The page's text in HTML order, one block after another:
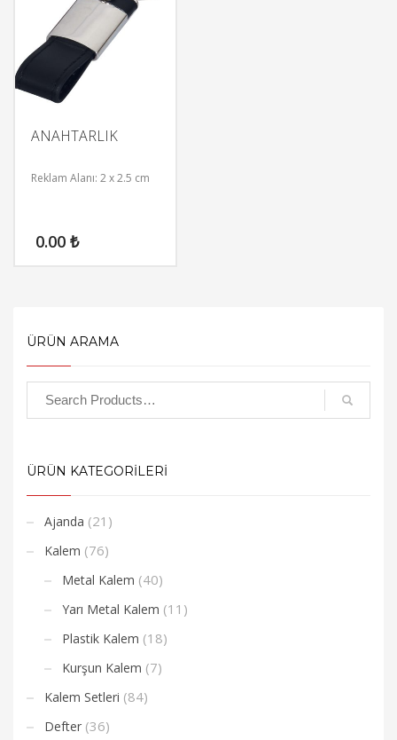
ANAHTARLIK
Reklam Alanı: 2 x 2.5 cm
0.00 ₺
ÜRÜN ARAMA
ÜRÜN KATEGORİLERİ
Ajanda (21)
Kalem (76)
Metal Kalem (40)
Yarı Metal Kalem (11)
Plastik Kalem (18)
Kurşun Kalem (7)
Kalem Setleri (84)
Defter (36)